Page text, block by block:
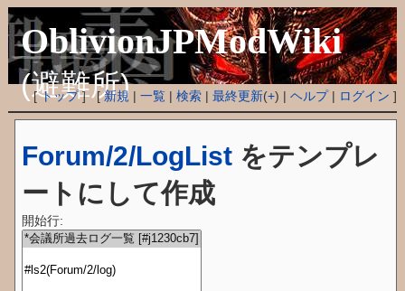
OblivionJPModWiki
(避難所)
[トップ] [新規 |一覧 |検索 |最終更新(+) |ヘルプ| ログイン ]
Forum/2/LogList をテンプレ
ートにして作成
開始行: